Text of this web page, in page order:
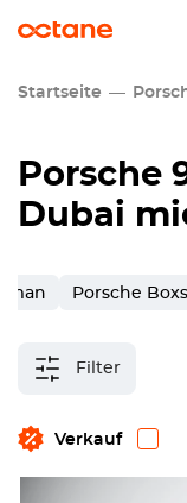
Startseite
Porsche
Dubai
Porsche
Filter
Verkauf